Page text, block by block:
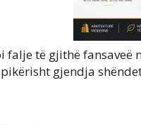
falje të gjithë
gjendja